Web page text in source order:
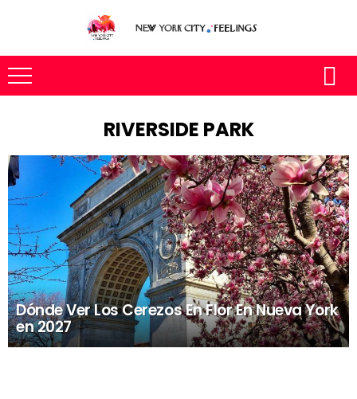
RIVERSIDE PARK
Dónde Ver Los Cerezos En Flor En Nueva York
en 2027